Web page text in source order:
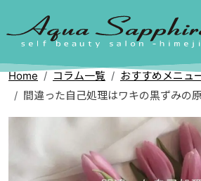
Home コラム一覧
おすすめメニュ
間違った自己処理はワキの黒ずみの